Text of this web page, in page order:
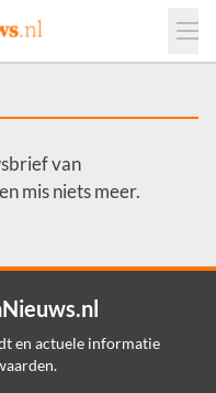
van
mis niets meer.
en actuele informatie